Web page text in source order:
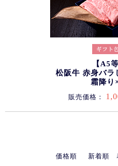
【A5
松阪牛 赤身バラ
霜降り
販売価格：
価格順 新着順